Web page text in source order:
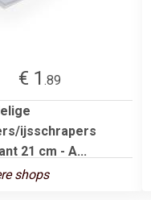
€ 1 .89
ijsschrapers
21 cm - A...
shops